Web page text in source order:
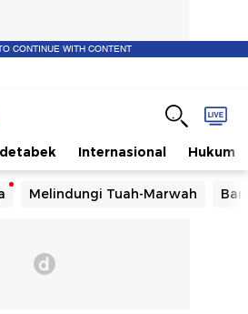
CONTINUE WITH CONTENT
Internasional Hukum
Melindungi Tuah-Marwah